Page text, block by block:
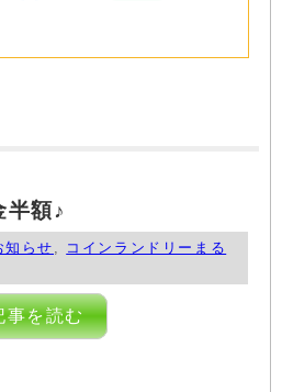
額♪
知らせ
コインランドリーまる
事を読む